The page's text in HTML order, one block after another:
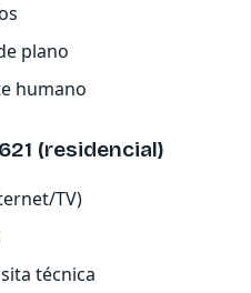
plano
humano
(residencial)
TV)
técnica